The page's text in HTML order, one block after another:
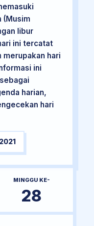
(Musim
libur
ini tercatat
merupakan hari
ini
harian,
hari
MINGGU KE-
28